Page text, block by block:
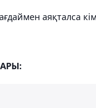
аяқталса